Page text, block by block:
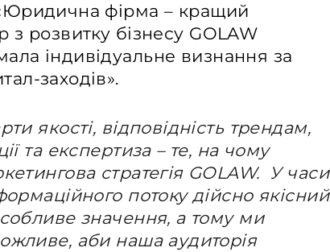
фірма – кращий
з розвитку бізнесу GOLAW
індивідуальне визнання за
заходів».
якості, відповідність трендам,
та експертиза – те, на чому
стратегія GOLAW. У часи
потоку дійсно якісний
значення, а тому ми
аби наша аудиторія